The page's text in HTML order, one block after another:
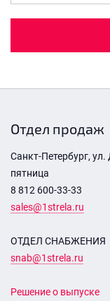
Отдел продаж
Санкт-Петербург,
пятница
8 812 600-33-33
sales@1strela.ru
ОТДЕЛ СНАБЖЕНИЯ
snab@1strela.ru
Решение о выпуске